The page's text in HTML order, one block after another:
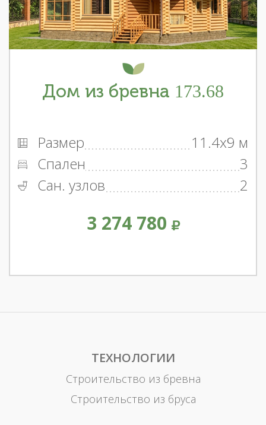
Дом из бревна 173.68
Размер
11.4x9 м
Спален
3
Сан. узлов
2
3 274 780
ТЕХНОЛОГИИ
Строительство из бревна
Строительство из бруса